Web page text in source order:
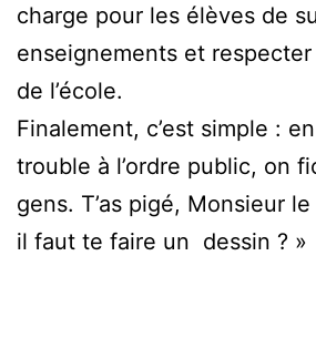
charge pour les élèves de
enseignements et
de l’école.
Finalement, c’est simple :
trouble à l’ordre public, on
gens. T’as pigé, Monsieur
il faut te faire un dessin ? »